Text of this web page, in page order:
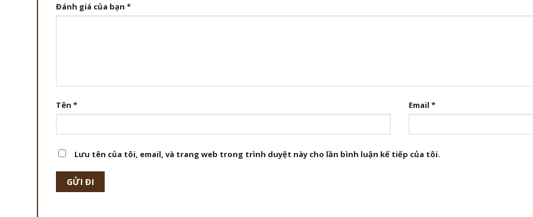
Đánh giá của bạn *
Tên * Email *
Lưu tên của tôi, email, và trang web trong trình duyệt này cho lần bình luận kế tiếp của tôi.